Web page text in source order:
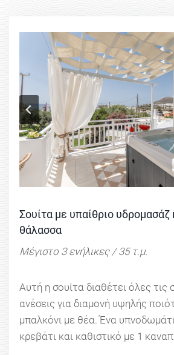
Σουίτα με υπαίθριο υδρομασάζ
θάλασσα
Μέγιστο 3 ενήλικες / 35 τ.μ.
Αυτή η σουίτα διαθέτει όλες τις
ανέσεις για διαμονή υψηλής
μπαλκόνι με θέα. Ένα
κρεβάτι και καθιστικό με 1